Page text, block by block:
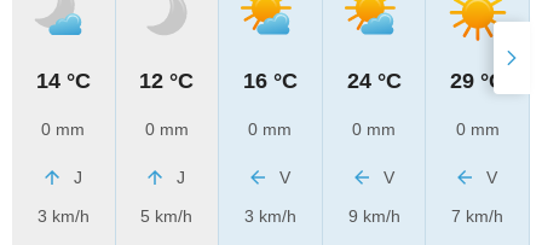
14 °C
0 mm
J
3 km/h
12 °C
0 mm
J
5 km/h
16 °C
0 mm
V
3 km/h
24 °C
0 mm
V
9 km/h
29 °C
0 mm
V
7 km/h